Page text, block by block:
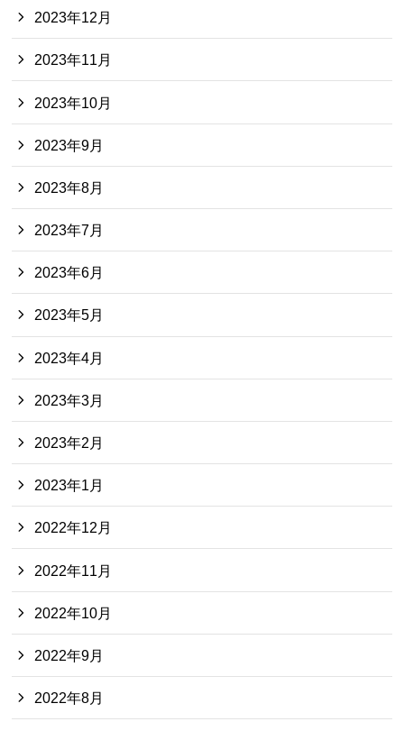
2023年12月
2023年11月
2023年10月
2023年9月
2023年8月
2023年7月
2023年6月
2023年5月
2023年4月
2023年3月
2023年2月
2023年1月
2022年12月
2022年11月
2022年10月
2022年9月
2022年8月